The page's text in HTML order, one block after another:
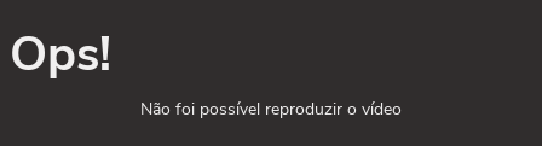
Ops!
Não foi possível reproduzir o vídeo